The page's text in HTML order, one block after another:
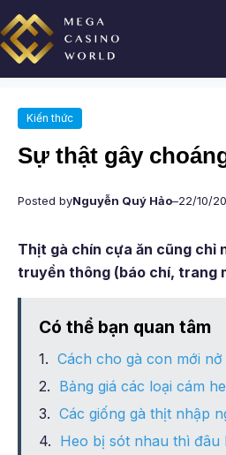
Chuyển
đến
phần
nội
Kiến thức
Sự thật gây
Posted byNguyễn Quý Hảo–22/10/
Thịt gà chín cựa ăn cũng chỉ
truyền thông (báo chí, trang
Có thể bạn quan tâm
Cách cho gà con mới
Bảng giá các loại cám
Các giống gà thịt nhập
Heo bị sót nhau thì đâu